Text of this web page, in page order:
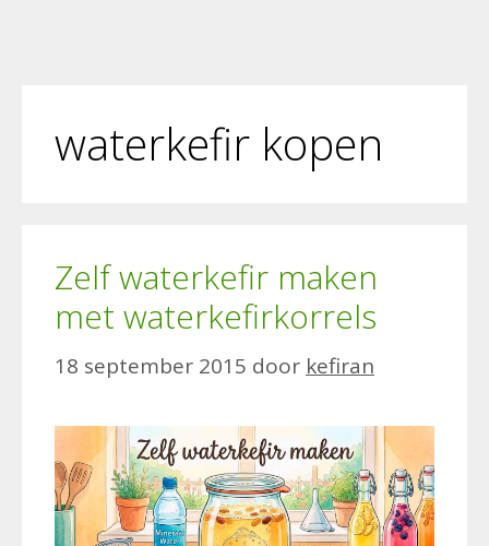
waterkefir kopen
Zelf waterkefir maken
met waterkefirkorrels
18 september 2015 door kefiran